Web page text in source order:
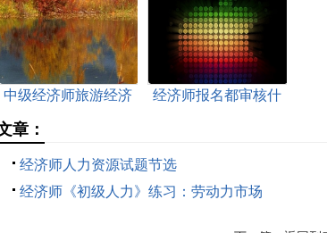
中级经济师旅游经济
经济师报名都审核什
章：
经济师人力资源试题节选
经济师《初级人力》练习：劳动力市场